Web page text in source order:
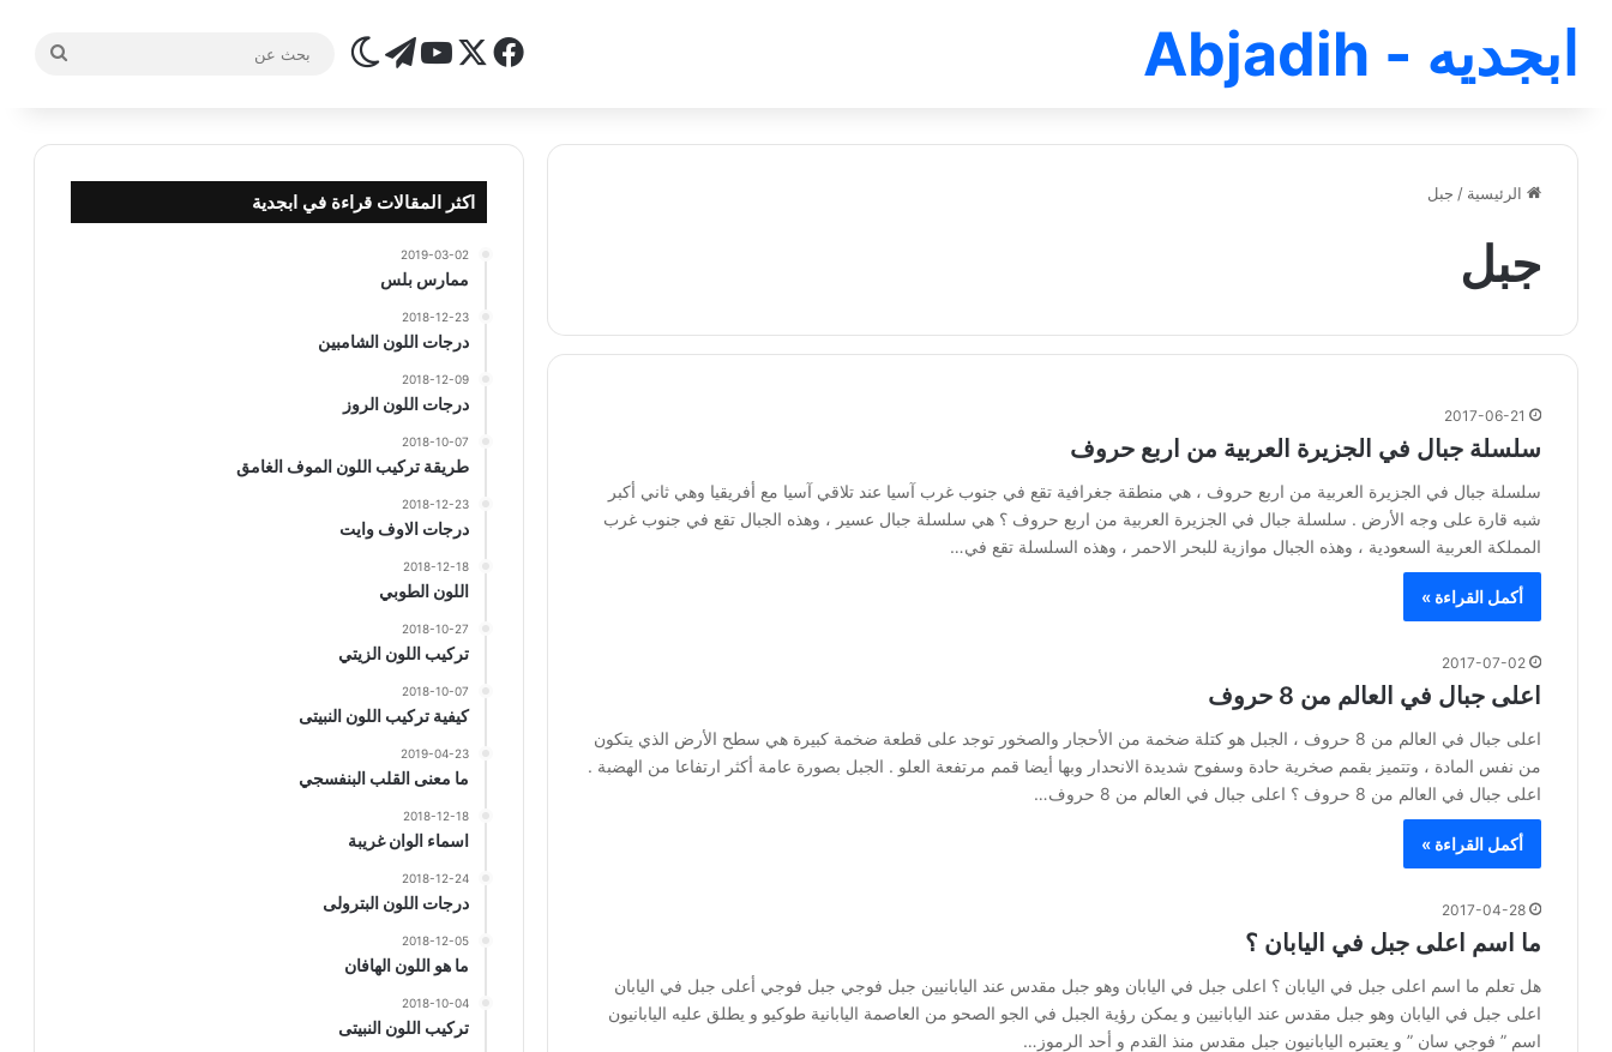
ابجديه - Abjadih فيسبوك
‫X
‫YouTube
تيلقرامالوضع المظلم
الرئيسية / جبل
جبل
2017-06-21
سلسلة جبال في الجزيرة العربية من اربع حروف
سلسلة جبال في الجزيرة العربية من اربع حروف ، هي منطقة جغرافية تقع في جنوب غرب آسيا عند تلاقي آسيا مع أفريقيا وهي ثاني أكبر
شبه قارة على وجه الأرض . سلسلة جبال في الجزيرة العربية من اربع حروف ؟ هي سلسلة جبال عسير ، وهذه الجبال تقع في جنوب غرب
المملكة العربية السعودية ، وهذه الجبال موازية للبحر الاحمر ، وهذه السلسلة تقع في…
أكمل القراءة »
2017-07-02
اعلى جبال في العالم من 8 حروف
اعلى جبال في العالم من 8 حروف ، الجبل هو كتلة ضخمة من الأحجار والصخور توجد على قطعة ضخمة كبيرة هي سطح الأرض الذي يتكون
من نفس المادة ، وتتميز بقمم صخرية حادة وسفوح شديدة الانحدار وبها أيضا قمم مرتفعة العلو . الجبل بصورة عامة أكثر ارتفاعا من الهضبة .
اعلى جبال في العالم من 8 حروف ؟ اعلى جبال في العالم من 8 حروف…
أكمل القراءة »
2017-04-28
ما اسم اعلى جبل في اليابان ؟
هل تعلم ما اسم اعلى جبل في اليابان ؟ اعلى جبل في اليابان وهو جبل مقدس عند اليابانيين جبل فوجي جبل فوجي أعلى جبل في اليابان
اعلى جبل في اليابان وهو جبل مقدس عند اليابانيين و يمكن رؤية الجبل في الجو الصحو من العاصمة اليابانية طوكيو و يطلق عليه اليابانيون
اسم ” فوجي سان ” و يعتبره اليابانيون جبل مقدس منذ القدم و أحد الرموز…
اكثر المقالات قراءة في ابجدية
2019-03-02
ممارس بلس
2018-12-23
درجات اللون الشامبين
2018-12-09
درجات اللون الروز
2018-10-07
طريقة تركيب اللون الموف الغامق
2018-12-23
درجات الاوف وايت
2018-12-18
اللون الطوبي
2018-10-27
تركيب اللون الزيتي
2018-10-07
كيفية تركيب اللون النبيتى
2019-04-23
ما معنى القلب البنفسجي
2018-12-18
اسماء الوان غريبة
2018-12-24
درجات اللون البترولى
2018-12-05
ما هو اللون الهافان
2018-10-04
تركيب اللون النبيتى